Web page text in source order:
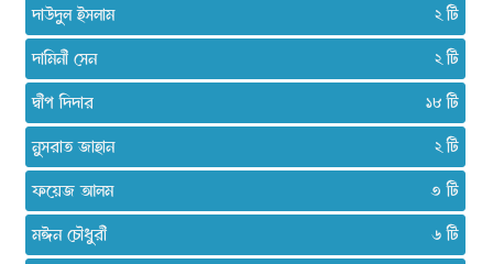
দাউদুল ইসলাম
২
দামিনী সেন
২
দ্বীপ দিদার
১৮
নুসরাত জাহান
২
ফয়েজ আলম
৩
মঈন চৌধুরী
৬